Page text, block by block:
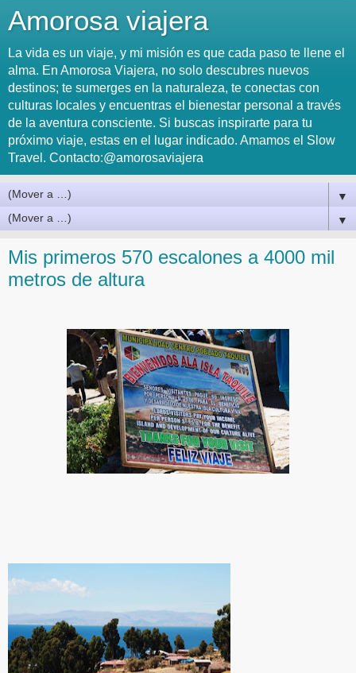
Amorosa viajera
La vida es un viaje, y mi misión es que cada paso te llene el
alma. En Amorosa Viajera, no solo descubres nuevos
destinos; te sumerges en la naturaleza, te conectas con
culturas locales y encuentras el bienestar personal a través
de la aventura consciente. Si buscas inspirarte para tu
próximo viaje, estas en el lugar indicado. Amamos el Slow
Travel. Contacto:@amorosaviajera
▼
▼
Mis primeros 570 escalones a 4000 mil
metros de altura